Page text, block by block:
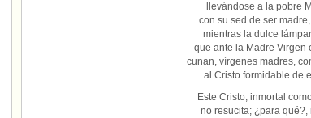
llevándose a la pobre
con su sed de ser
mientras la dulce
que ante la Madre Virgen
cunan, vírgenes madres,
al Cristo formidable de
Este Cristo, inmortal
no resucita; ¿para qué?,